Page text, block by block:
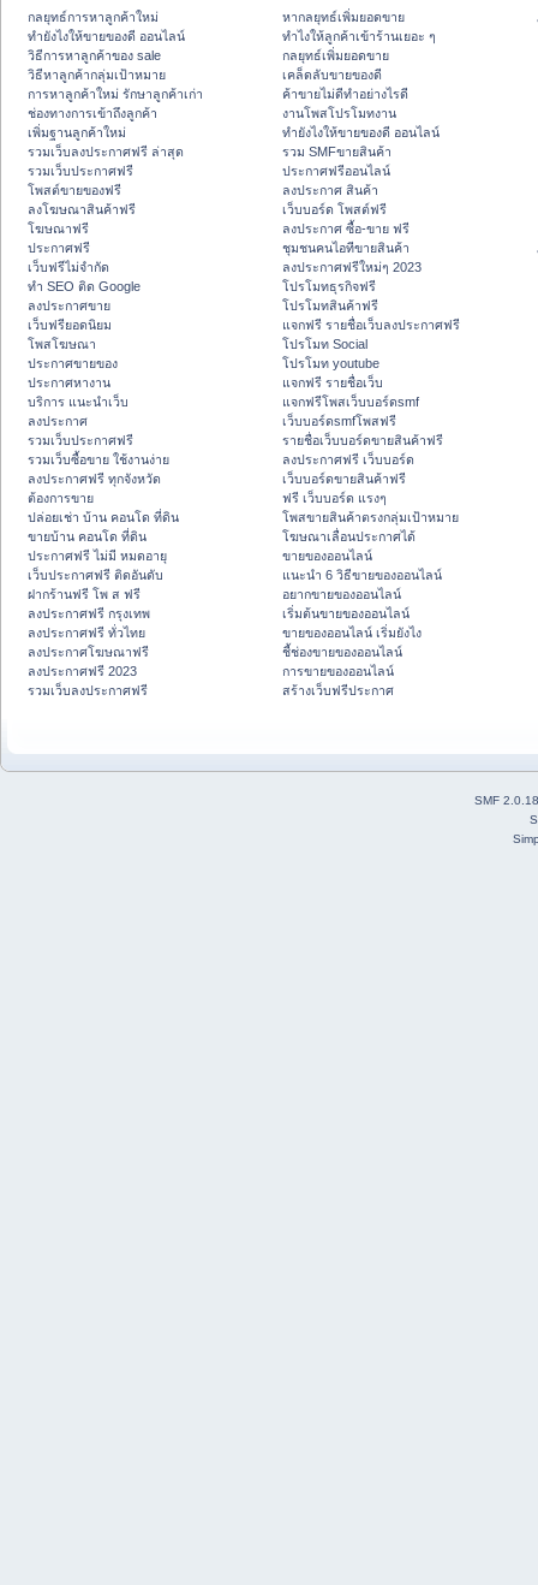
กลยุทธ์การหาลูกค้าใหม่
ทํายังไงให้ขายของดี ออนไลน์
วิธีการหาลูกค้าของ sale
วิธีหาลูกค้ากลุ่มเป้าหมาย
การหาลูกค้าใหม่ รักษาลูกค้าเก่า
ช่องทางการเข้าถึงลูกค้า
เพิ่มฐานลูกค้าใหม่
รวมเว็บลงประกาศฟรี ล่าสุด
รวมเว็บประกาศฟรี
โพสต์ขายของฟรี
ลงโฆษณาสินค้าฟรี
โฆษณาฟรี
ประกาศฟรี
เว็บฟรีไม่จำกัด
ทำ SEO ติด Google
ลงประกาศขาย
เว็บฟรียอดนิยม
โพสโฆษณา
ประกาศขายของ
ประกาศหางาน
บริการ แนะนำเว็บ
ลงประกาศ
รวมเว็บประกาศฟรี
รวมเว็บซื้อขาย ใช้งานง่าย
ลงประกาศฟรี ทุกจังหวัด
ต้องการขาย
ปล่อยเช่า บ้าน คอนโด ที่ดิน
ขายบ้าน คอนโด ที่ดิน
ประกาศฟรี ไม่มี หมดอายุ
เว็บประกาศฟรี ติดอันดับ
ฝากร้านฟรี โพ ส ฟรี
ลงประกาศฟรี กรุงเทพ
ลงประกาศฟรี ทั่วไทย
ลงประกาศโฆษณาฟรี
ลงประกาศฟรี 2023
รวมเว็บลงประกาศฟรี
หากลยุทธ์เพิ่มยอดขาย
ทําไงให้ลูกค้าเข้าร้านเยอะ ๆ
กลยุทธ์เพิ่มยอดขาย
เคล็ดลับขายของดี
ค้าขายไม่ดีทำอย่างไรดี
งานโพสโปรโมทงาน
ทํายังไงให้ขายของดี ออนไลน์
รวม SMFขายสินค้า
ประกาศฟรีออนไลน์
ลงประกาศ สินค้า
เว็บบอร์ด โพสต์ฟรี
ลงประกาศ ซื้อ-ขาย ฟรี
ชุมชนคนไอทีขายสินค้า
ลงประกาศฟรีใหม่ๆ 2023
โปรโมทธุรกิจฟรี
โปรโมทสินค้าฟรี
แจกฟรี รายชื่อเว็บลงประกาศฟรี
โปรโมท Social
โปรโมท youtube
แจกฟรี รายชื่อเว็บ
แจกฟรีโพสเว็บบอร์ดsmf
เว็บบอร์ดsmfโพสฟรี
รายชื่อเว็บบอร์ดขายสินค้าฟรี
ลงประกาศฟรี เว็บบอร์ด
เว็บบอร์ดขายสินค้าฟรี
ฟรี เว็บบอร์ด แรงๆ
โพสขายสินค้าตรงกลุ่มเป้าหมาย
โฆษณาเลื่อนประกาศได้
ขายของออนไลน์
แนะนำ 6 วิธีขายของออนไลน์
อยากขายของออนไลน์
เริ่มต้นขายของออนไลน์
ขายของออนไลน์ เริ่มยังไง
ชี้ช่องขายของออนไลน์
การขายของออนไลน์
สร้างเว็บฟรีประกาศ
SMF 2.0.18